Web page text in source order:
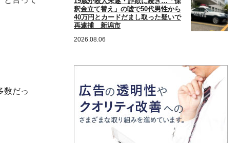
数だっ
釈金立て替え」の嘘で50代男性から
40万円とカードだまし取った疑いで
再逮捕 新潟市
2026.08.06